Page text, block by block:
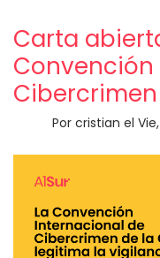
enlaces
de
ayuda
a
la
Carta
Cibercrimen
Por cristian el